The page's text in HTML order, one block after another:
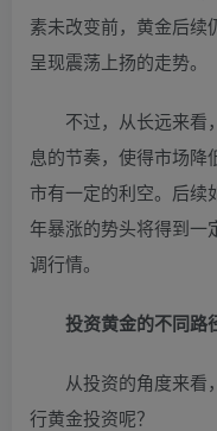
素未改变前，黄金后续
呈现震荡上扬的走势。
不过，从长远来看
息的节奏，使得市场
市有一定的利空。后续
年暴涨的势头将得到一
调行情。
投资黄金的不同路
从投资的角度来看
行黄金投资呢？